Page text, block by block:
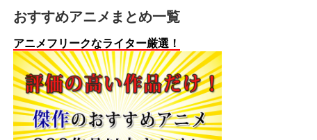
おすすめアニメまとめ一覧
アニメフリークなライター厳選！